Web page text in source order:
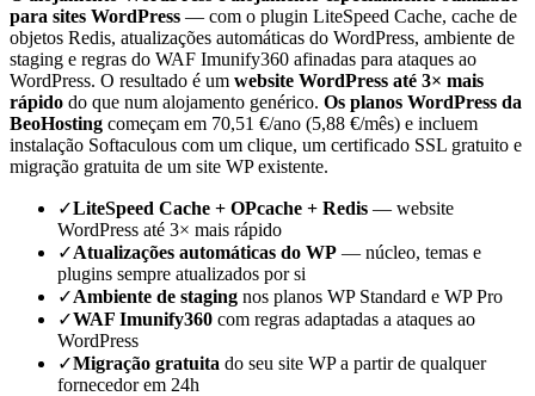
para sites WordPress — com o plugin LiteSpeed Cache, cache de
objetos Redis, atualizações automáticas do WordPress, ambiente de
staging e regras do WAF Imunify360 afinadas para ataques ao
WordPress. O resultado é um website WordPress até 3× mais
rápido do que num alojamento genérico. Os planos WordPress da
BeoHosting começam em 70,51 €/ano (5,88 €/mês) e incluem
instalação Softaculous com um clique, um certificado SSL gratuito e
migração gratuita de um site WP existente.
✓LiteSpeed Cache + OPcache + Redis — website
WordPress até 3× mais rápido
✓Atualizações automáticas do WP — núcleo, temas e
plugins sempre atualizados por si
✓Ambiente de staging nos planos WP Standard e WP Pro
✓WAF Imunify360 com regras adaptadas a ataques ao
WordPress
✓Migração gratuita do seu site WP a partir de qualquer
fornecedor em 24h